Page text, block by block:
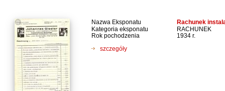
Nazwa Eksponatu Rachunek
Kategoria eksponatu
RACHUNEK
Rok pochodzenia
1934 r.
szczegóły